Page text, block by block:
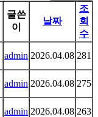
글쓴
이
날짜
조
회
수
admin 2026.04.08 281
admin 2026.04.08 275
admin 2026.04.08 263